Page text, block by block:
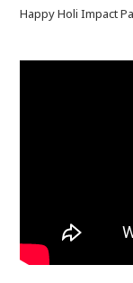
Happy Holi Impact